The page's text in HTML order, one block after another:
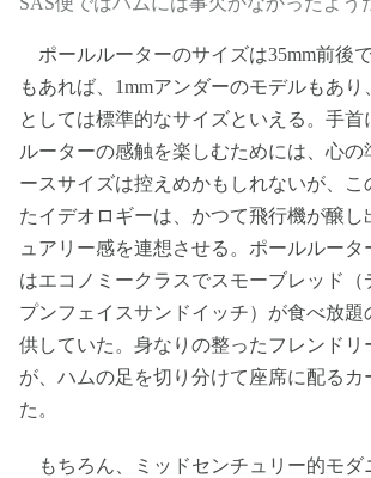
ポールルーターのサイズは35mm前後
もあれば、1mmアンダーのモデルもあり
としては標準的なサイズといえる。手
ルーターの感触を楽しむためには、心の
ースサイズは控えめかもしれないが、こ
たイデオロギーは、かつて飛行機が醸し
ュアリー感を連想させる。ポールルータ
はエコノミークラスでスモーブレッド（
プンフェイスサンドイッチ）が食べ放題
供していた。身なりの整ったフレンドリ
が、ハムの足を切り分けて座席に配るカ
た。
もちろん、ミッドセンチュリー的モダ